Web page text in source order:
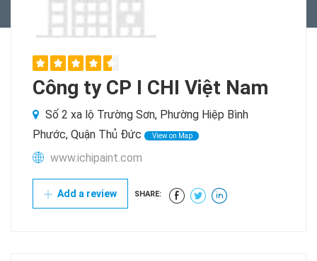
Công ty CP I CHI Việt Nam
Số 2 xa lộ Trường Sơn, Phường Hiệp Bình
Phước, Quận Thủ Đức
View on Map
www.ichipaint.com
Add a review SHARE: